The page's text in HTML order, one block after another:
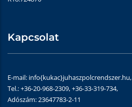
Kapcsolat
E-mail: info{kukac}juhaszpolcrendszer.hu,
Tel.: +36-20-968-2309, +36-33-319-734,
Adószám: 23647783-2-11